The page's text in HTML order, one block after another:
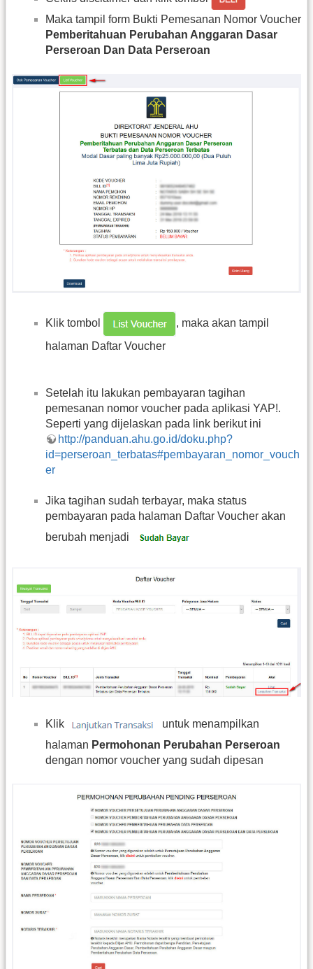
Maka tampil form Bukti Pemesanan Nomor Voucher
Pemberitahuan Perubahan Anggaran Dasar
Perseroan Dan Data Perseroan
Klik tombol
, maka akan tampil
halaman Daftar Voucher
Setelah itu lakukan pembayaran tagihan
pemesanan nomor voucher pada aplikasi YAP!.
Seperti yang dijelaskan pada link berikut ini
http://panduan.ahu.go.id/doku.php?
id=perseroan_terbatas#pembayaran_nomor_vouch
er
Jika tagihan sudah terbayar, maka status
pembayaran pada halaman Daftar Voucher akan
berubah menjadi
Klik
untuk menampilkan
halaman Permohonan Perubahan Perseroan
dengan nomor voucher yang sudah dipesan